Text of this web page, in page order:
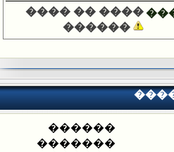
���� �� ����
������
������
�������